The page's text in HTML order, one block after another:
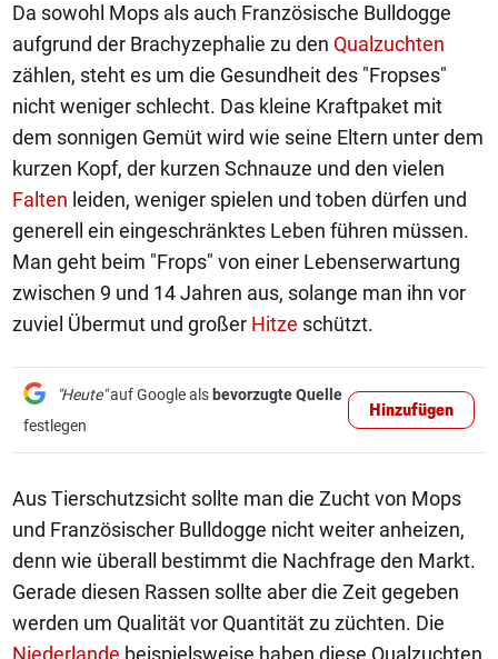
Da sowohl Mops als auch Französische Bulldogge
aufgrund der Brachyzephalie zu den Qualzuchten
zählen, steht es um die Gesundheit des "Fropses"
nicht weniger schlecht. Das kleine Kraftpaket mit
dem sonnigen Gemüt wird wie seine Eltern unter dem
kurzen Kopf, der kurzen Schnauze und den vielen
Falten leiden, weniger spielen und toben dürfen und
generell ein eingeschränktes Leben führen müssen.
Man geht beim "Frops" von einer Lebenserwartung
zwischen 9 und 14 Jahren aus, solange man ihn vor
zuviel Übermut und großer Hitze schützt.
"Heute"auf Google als bevorzugte Quelle
festlegen
Hinzufügen
Aus Tierschutzsicht sollte man die Zucht von Mops
und Französischer Bulldogge nicht weiter anheizen,
denn wie überall bestimmt die Nachfrage den Markt.
Gerade diesen Rassen sollte aber die Zeit gegeben
werden um Qualität vor Quantität zu züchten. Die
Niederlande beispielsweise haben diese Qualzuchten